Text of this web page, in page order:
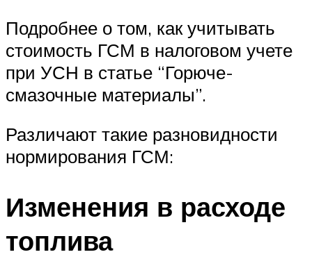
Подробнее о том, как учитывать
стоимость ГСМ в налоговом учете
при УСН в статье “Горюче-
смазочные материалы”.
Различают такие разновидности
нормирования ГСМ:
Изменения в расходе
топлива